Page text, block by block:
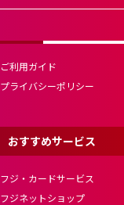
ご利用ガイド
プライバシーポリシー
おすすめサービス
フジ・カードサービス
フジネットショップ